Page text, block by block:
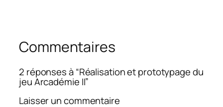
Commentaires
2 réponses à “Réalisation et prototypage du
jeu Arcadémie II”
Laisser un commentaire